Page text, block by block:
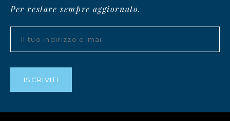
Per restare sempre aggiornato.